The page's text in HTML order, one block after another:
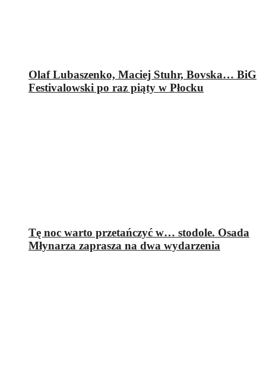
Olaf Lubaszenko, Maciej Stuhr, Bovska… BiG
Festivalowski po raz piąty w Płocku
Tę noc warto przetańczyć w… stodole. Osada
Młynarza zaprasza na dwa wydarzenia